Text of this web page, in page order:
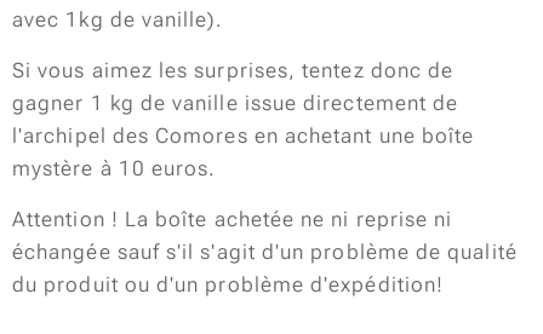
avec 1kg de vanille).
Si vous aimez les surprises, tentez donc de
gagner 1 kg de vanille issue directement de
l'archipel des Comores en achetant une boîte
mystère à 10 euros.
Attention ! La boîte achetée ne ni reprise ni
échangée sauf s'il s'agit d'un problème de qualité
du produit ou d'un problème d'expédition!